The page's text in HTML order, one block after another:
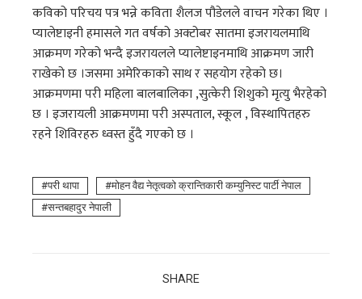
कविको परिचय पत्र भन्ने कविता शैलज पौडेलले वाचन गरेका थिए ।
प्यालेष्टाइनी हमासले गत वर्षको अक्टोबर सातमा इजरायलमाथि
आक्रमण गरेको भन्दै इजरायलले प्यालेष्टाइनमाथि आक्रमण जारी
राखेको छ ।जसमा अमेरिकाको साथ र सहयोग रहेको छ।
आक्रमणमा परी महिला बालबालिका ,सुत्केरी शिशुको मृत्यु भैरहेको
छ । इजरायली आक्रमणमा परी अस्पताल, स्कूल , विस्थापितहरु
रहने शिविरहरु ध्वस्त हुँदै गएको छ ।
परी थापा
माेहन वैद्य नेतृत्वको क्रान्तिकारी कम्युनिस्ट पार्टी नेपाल
सन्तबहादुर नेपाली
SHARE